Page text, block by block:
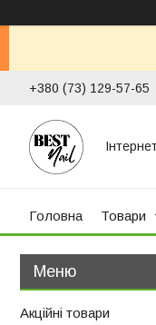
+380 (73) 129-57-65
Головна Товари
Акційні товари